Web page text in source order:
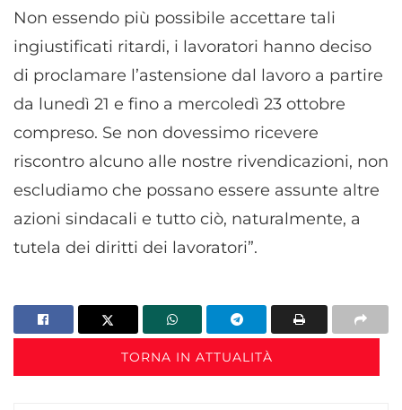
Non essendo più possibile accettare tali
ingiustificati ritardi, i lavoratori hanno deciso
di proclamare l’astensione dal lavoro a partire
da lunedì 21 e fino a mercoledì 23 ottobre
compreso. Se non dovessimo ricevere
riscontro alcuno alle nostre rivendicazioni, non
escludiamo che possano essere assunte altre
azioni sindacali e tutto ciò, naturalmente, a
tutela dei diritti dei lavoratori”.
TORNA IN ATTUALITÀ